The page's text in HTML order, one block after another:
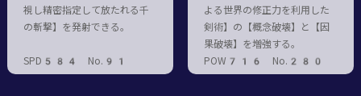
視し精密指定して放たれる千
の斬撃】を発射できる。
SPD584 No.91
よる世界の修正力を利用した
剣術】の【概念破壊】と【因
果破壊】を増強する。
POW716 No.280